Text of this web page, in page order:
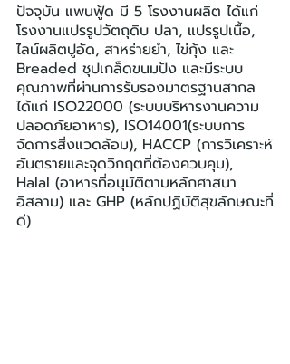
ปัจจุบัน แพนฟู้ด มี 5 โรงงานผลิต ได้แก่
โรงงานแปรรูปวัตถุดิบ ปลา, แปรรูปเนื้อ,
ไลน์ผลิตปูอัด, สาหร่ายยำ, ไข่กุ้ง และ
Breaded ชุปเกล็ดขนมปัง และมีระบบ
คุณภาพที่ผ่านการรับรองมาตรฐานสากล
ได้แก่ ISO22000 (ระบบบริหารงานความ
ปลอดภัยอาหาร), ISO14001(ระบบการ
จัดการสิ่งแวดล้อม), HACCP (การวิเคราะห์
อันตรายและจุดวิกฤตที่ต้องควบคุม),
Halal (อาหารที่อนุมัติตามหลักศาสนา
อิสลาม) และ GHP (หลักปฏิบัติสุขลักษณะที่
ดี)